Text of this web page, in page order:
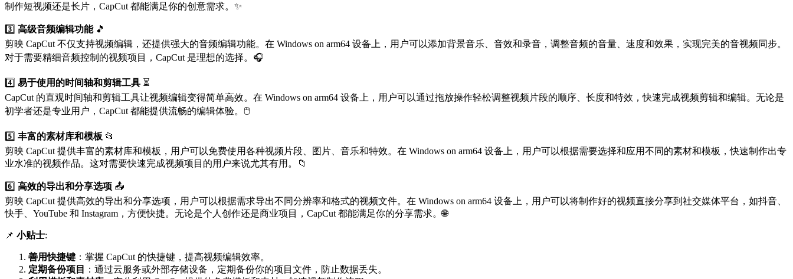
制作短视频还是长片，CapCut 都能满足你的创意需求。✨
3️⃣ 高级音频编辑功能🎵
剪映 CapCut 不仅支持视频编辑，还提供强大的音频编辑功能。在 Windows on arm64 设备上，用户可以添加背景音乐、音效和录音，调整音频的音量、速度和效果，实现完美的音视频同步。
对于需要精细音频控制的视频项目，CapCut 是理想的选择。🎧
4️⃣ 易于使用的时间轴和剪辑工具 ⏳
CapCut 的直观时间轴和剪辑工具让视频编辑变得简单高效。在 Windows on arm64 设备上，用户可以通过拖放操作轻松调整视频片段的顺序、长度和特效，快速完成视频剪辑和编辑。无论是
初学者还是专业用户，CapCut 都能提供流畅的编辑体验。🖱️
5️⃣ 丰富的素材库和模板 📂
剪映 CapCut 提供丰富的素材库和模板，用户可以免费使用各种视频片段、图片、音乐和特效。在 Windows on arm64 设备上，用户可以根据需要选择和应用不同的素材和模板，快速制作出专
业水准的视频作品。这对需要快速完成视频项目的用户来说尤其有用。📁
6️⃣ 高效的导出和分享选项 📤
剪映 CapCut 提供高效的导出和分享选项，用户可以根据需求导出不同分辨率和格式的视频文件。在 Windows on arm64 设备上，用户可以将制作好的视频直接分享到社交媒体平台，如抖音、
快手、YouTube 和 Instagram，方便快捷。无论是个人创作还是商业项目，CapCut 都能满足你的分享需求。🌐
📌 小贴士:
善用快捷键 ：掌握 CapCut 的快捷键，提高视频编辑效率。
定期备份项目
：通过云服务或外部存储设备，定期备份你的项目文件，防止数据丢失。